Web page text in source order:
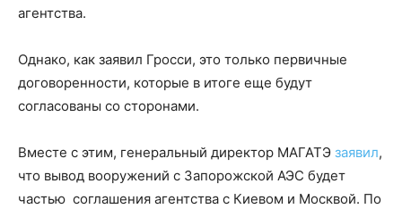
агентства.
Однако, как заявил Гросси, это только первичные
договоренности, которые в итоге еще будут
согласованы со сторонами.
Вместе с этим, генеральный директор МАГАТЭ заявил,
что вывод вооружений с Запорожской АЭС будет
частью соглашения агентства с Киевом и Москвой. По